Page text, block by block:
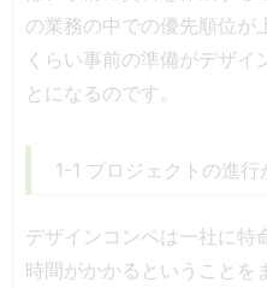
の業務の中での優先順位が
くらい事前の準備がデザイ
とになるのです。
1-1 プロジェクトの進
デザインコンペは一社に特
時間がかかるということを